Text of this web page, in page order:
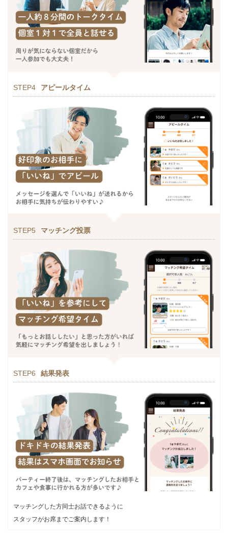
STEP4 アピールタイム
STEP5 マッチング投票
STEP6 結果発表
マッチングした方同士お話できるように
スタッフがお席までご案内します！